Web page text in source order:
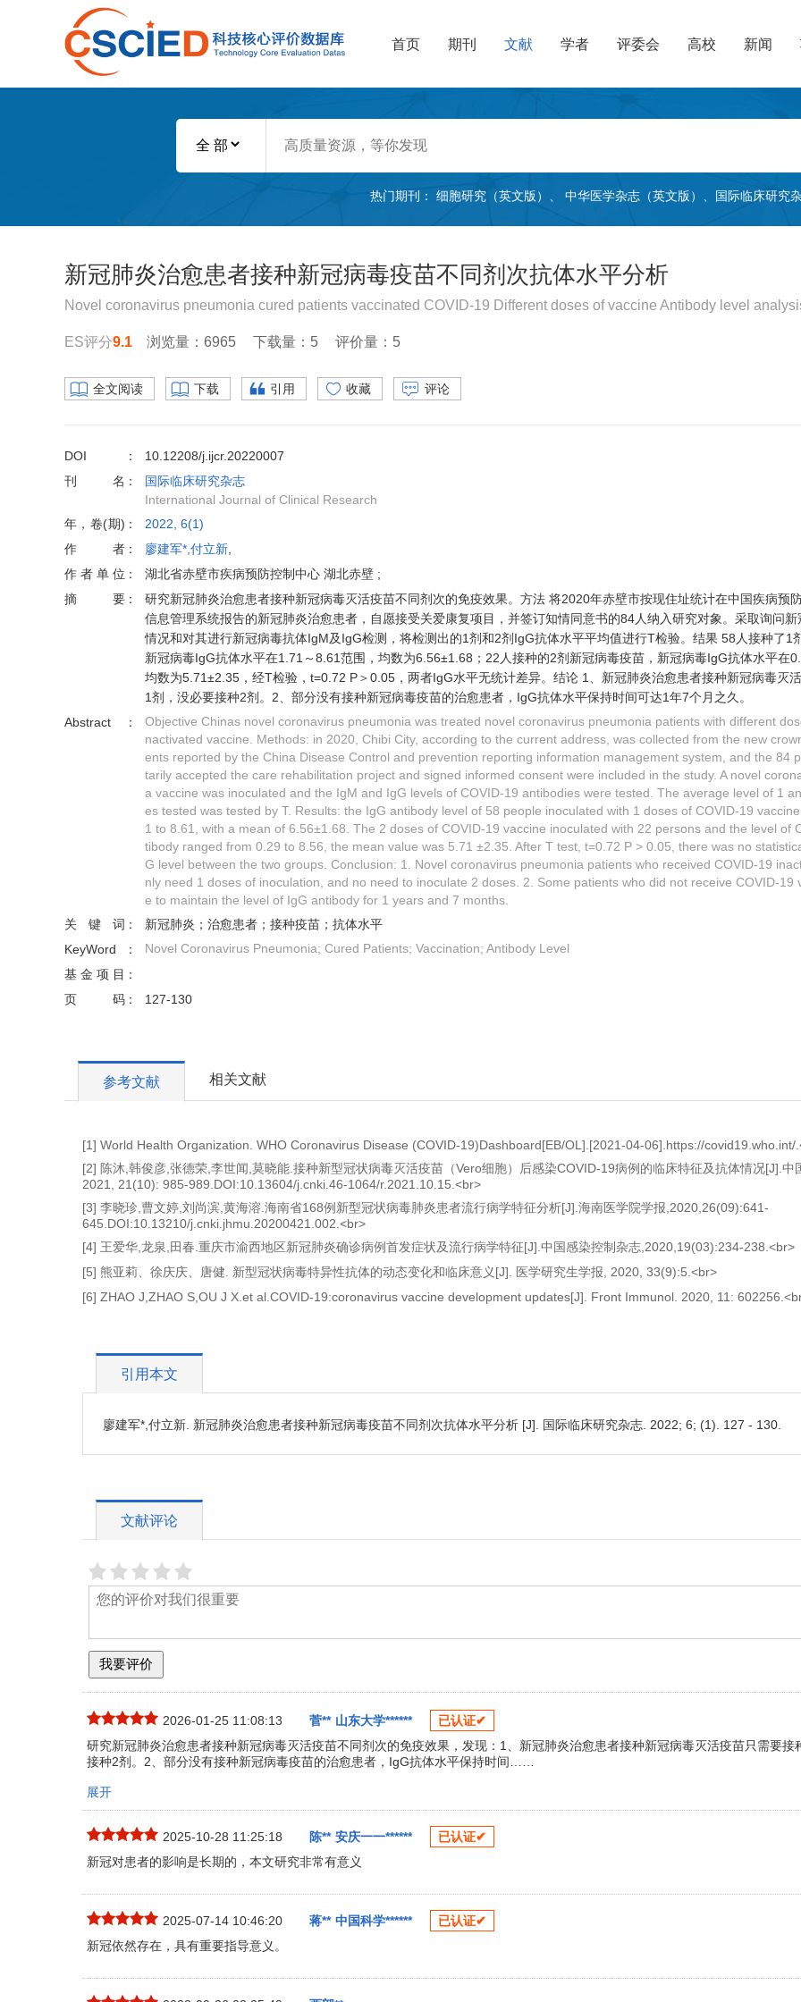
首页 期刊 文献 学者 评委会 高校 新闻
热门期刊： 细胞研究（英文版） 中华医学杂志（英文版） 国际临床研究
新冠肺炎治愈患者接种新冠病毒疫苗不同剂次抗体水平分析
Novel coronavirus pneumonia cured patients vaccinated COVID-19 Different doses of vaccine Antibody level
ES评分9.1 浏览量：6965 下载量：5 评价量：5
全文阅读 下载 引用 收藏 评论
DOI
10.12208/j.ijcr.20220007
刊名
国际临床研究杂志
International Journal of Clinical Research
年，卷(期)
2022, 6(1)
作者
廖建军*,付立新
作者单位
湖北省赤壁市疾病预防控制中心 湖北赤壁 ;
摘要
研究新冠肺炎治愈患者接种新冠病毒灭活疫苗不同剂次的免疫效果。方法 将2020年赤壁市按现住址统计在中国疾病预
信息管理系统报告的新冠肺炎治愈患者，自愿接受关爱康复项目，并签订知情同意书的84人纳入研究对象。采取询问
情况和对其进行新冠病毒抗体IgM及IgG检测，将检测出的1剂和2剂IgG抗体水平平均值进行T检验。结果 58人接种了1
新冠病毒IgG抗体水平在1.71～8.61范围，均数为6.56±1.68；22人接种的2剂新冠病毒疫苗，新冠病毒IgG抗体水平在
均数为5.71±2.35，经T检验，t=0.72 P＞0.05，两者IgG水平无统计差异。结论 1、新冠肺炎治愈患者接种新冠病毒灭
1剂，没必要接种2剂。2、部分没有接种新冠病毒疫苗的治愈患者，IgG抗体水平保持时间可达1年7个月之久。
Abstract
Objective Chinas novel coronavirus pneumonia was treated novel coronavirus pneumonia patients with different
nactivated vaccine. Methods: in 2020, Chibi City, according to the current address, was collected from the new
ents reported by the China Disease Control and prevention reporting information management system, and the 84
tarily accepted the care rehabilitation project and signed informed consent were included in the study. A novel
a vaccine was inoculated and the IgM and IgG levels of COVID-19 antibodies were tested. The average level of 1
es tested was tested by T. Results: the IgG antibody level of 58 people inoculated with 1 doses of COVID-19
1 to 8.61, with a mean of 6.56±1.68. The 2 doses of COVID-19 vaccine inoculated with 22 persons and the level of
tibody ranged from 0.29 to 8.56, the mean value was 5.71 ±2.35. After T test, t=0.72 P > 0.05, there was no
G level between the two groups. Conclusion: 1. Novel coronavirus pneumonia patients who received COVID-19
nly need 1 doses of inoculation, and no need to inoculate 2 doses. 2. Some patients who did not receive COVID-19
e to maintain the level of IgG antibody for 1 years and 7 months.
关键词
新冠肺炎；治愈患者；接种疫苗；抗体水平
KeyWord
Novel Coronavirus Pneumonia; Cured Patients; Vaccination; Antibody Level
基金项目
页码
127-130
参考文献 相关文献
[1] World Health Organization. WHO Coronavirus Disease (COVID-19)Dashboard[EB/OL].[2021-04-06].https://covid19.who.int/
[2] 陈沐,韩俊彦,张德荣,李世闻,莫晓能.接种新型冠状病毒灭活疫苗（Vero细胞）后感染COVID-19病例的临床特征及抗体情况[J].中
2021, 21(10): 985-989.DOI:10.13604/j.cnki.46-1064/r.2021.10.15.<br>
[3] 李晓珍,曹文婷,刘尚滨,黄海溶.海南省168例新型冠状病毒肺炎患者流行病学特征分析[J].海南医学院学报,2020,26(09):641-
645.DOI:10.13210/j.cnki.jhmu.20200421.002.<br>
[4] 王爱华,龙泉,田春.重庆市渝西地区新冠肺炎确诊病例首发症状及流行病学特征[J].中国感染控制杂志,2020,19(03):234-238.<br>
[5] 熊亚莉、徐庆庆、唐健. 新型冠状病毒特异性抗体的动态变化和临床意义[J]. 医学研究生学报, 2020, 33(9):5.<br>
[6] ZHAO J,ZHAO S,OU J X.et al.COVID-19:coronavirus vaccine development updates[J]. Front Immunol. 2020, 11:
引用本文
廖建军*,付立新. 新冠肺炎治愈患者接种新冠病毒疫苗不同剂次抗体水平分析 [J]. 国际临床研究杂志. 2022; 6; (1). 127 - 130.
文献评论
2026-01-25 11:08:13 菅** 山东大学******
已认证✔
研究新冠肺炎治愈患者接种新冠病毒灭活疫苗不同剂次的免疫效果，发现：1、新冠肺炎治愈患者接种新冠病毒灭活疫苗只需要接
接种2剂。2、部分没有接种新冠病毒疫苗的治愈患者，IgG抗体水平保持时间……
展开
2025-10-28 11:25:18 陈** 安庆一一******
已认证✔
新冠对患者的影响是长期的，本文研究非常有意义
2025-07-14 10:46:20 蒋** 中国科学******
已认证✔
新冠依然存在，具有重要指导意义。